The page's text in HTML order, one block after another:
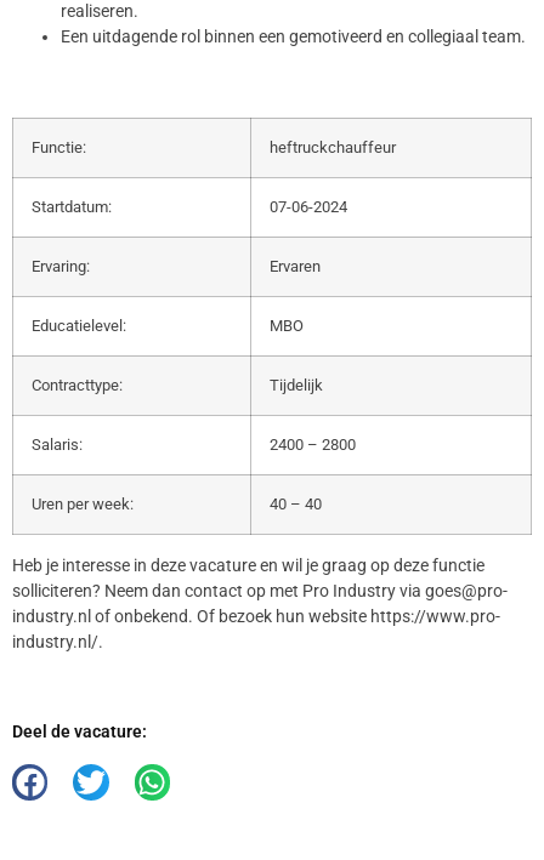
realiseren.
Een uitdagende rol binnen een gemotiveerd en collegiaal team.
Functie: heftruckchauffeur
Startdatum: 07-06-2024
Ervaring: Ervaren
Educatielevel: MBO
Contracttype: Tijdelijk
Salaris: 2400 – 2800
Uren per week: 40 – 40
Heb je interesse in deze vacature en wil je graag op deze functie
solliciteren? Neem dan contact op met Pro Industry via goes@pro-
industry.nl of onbekend. Of bezoek hun website https://www.pro-
industry.nl/.
Deel de vacature: